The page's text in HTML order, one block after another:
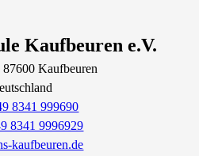
Kaufbeuren e.V.
87600 Kaufbeuren
8341 999690
8341 9996929
kaufbeuren.de